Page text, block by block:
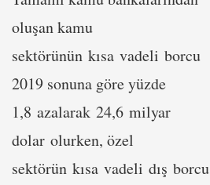
oluşan kamu
sektörünün kısa vadeli borcu
2019 sonuna göre yüzde
1,8 azalarak 24,6 milyar
dolar olurken, özel
sektörün kısa vadeli dış borcu